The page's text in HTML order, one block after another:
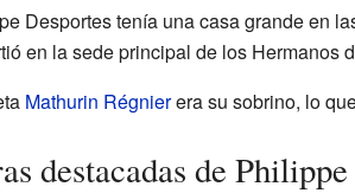
Desportes tenía una casa grande en
en la sede principal de los Hermanos
Mathurin Régnierera su sobrino, lo
destacadas de